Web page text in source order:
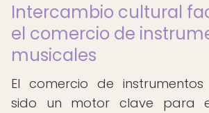
Intercambio cultural
el comercio de
musicales
El comercio de
sido un motor clave para